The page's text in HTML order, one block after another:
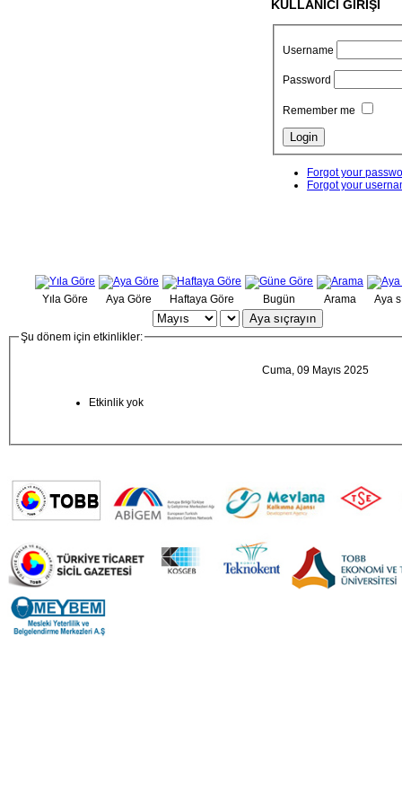
KULLANICI GİRİŞİ
Username
Password
Remember me
Forgot your
Forgot your
Yıla Göre Aya Göre Haftaya Göre Bugün Arama Aya
Aya sıçrayın
Şu dönem için etkinlikler:
Cuma, 09 Mayıs 2025
Etkinlik yok